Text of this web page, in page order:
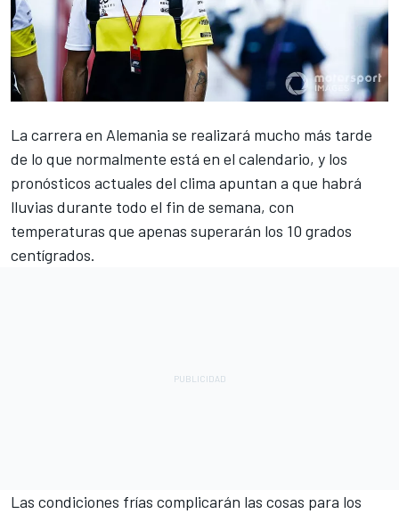
La carrera en Alemania se realizará mucho más tarde
de lo que normalmente está en el calendario, y los
pronósticos actuales del clima apuntan a que habrá
lluvias durante todo el fin de semana, con
temperaturas que apenas superarán los 10 grados
centígrados.
Las condiciones frías complicarán las cosas para los